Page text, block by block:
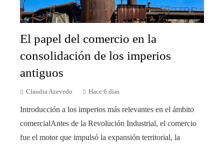
El papel del comercio en la
consolidación de los imperios
antiguos
Claudia Azevedo Hace 6 días
Introducción a los imperios más relevantes en el ámbito
comercialAntes de la Revolución Industrial, el comercio
fue el motor que impulsó la expansión territorial, la